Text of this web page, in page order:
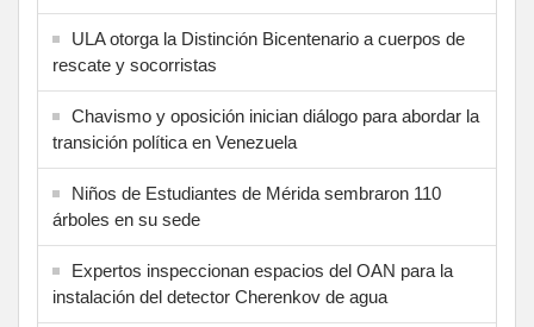
ULA otorga la Distinción Bicentenario a cuerpos de
rescate y socorristas
Chavismo y oposición inician diálogo para abordar la
transición política en Venezuela
Niños de Estudiantes de Mérida sembraron 110
árboles en su sede
Expertos inspeccionan espacios del OAN para la
instalación del detector Cherenkov de agua